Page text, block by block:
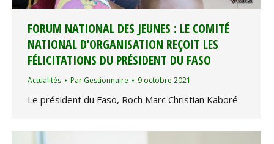
FORUM NATIONAL DES JEUNES : LE COMITÉ
NATIONAL D’ORGANISATION REÇOIT LES
FÉLICITATIONS DU PRÉSIDENT DU FASO
Actualités Par Gestionnaire 9 octobre 2021
Le président du Faso, Roch Marc Christian Kaboré